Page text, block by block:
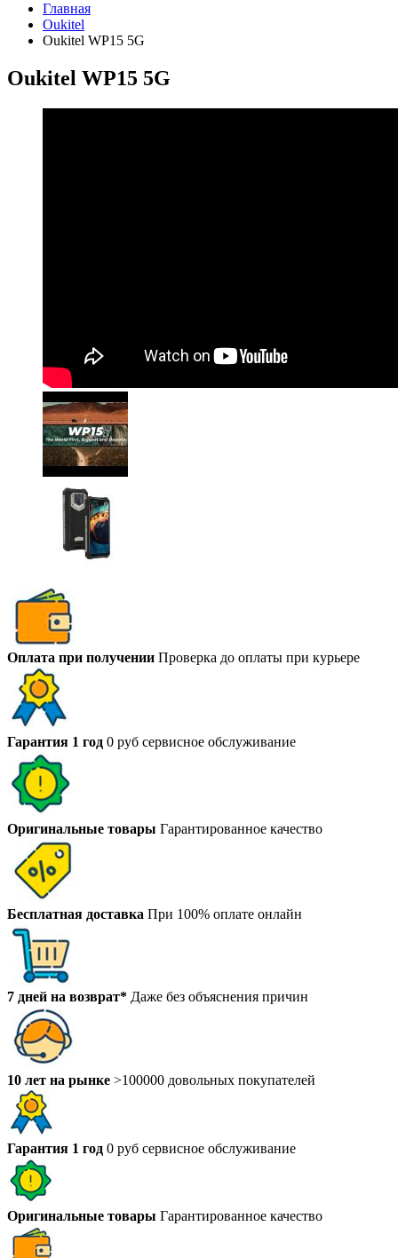
Главная
Oukitel
Oukitel WP15 5G
Oukitel WP15 5G
Оплата при получении Проверка до оплаты при курьере
Гарантия 1 год 0 руб сервисное обслуживание
Оригинальные товары Гарантированное качество
Бесплатная доставка При 100% оплате онлайн
7 дней на возврат* Даже без объяснения причин
10 лет на рынке >100000 довольных покупателей
Гарантия 1 год 0 руб сервисное обслуживание
Оригинальные товары Гарантированное качество